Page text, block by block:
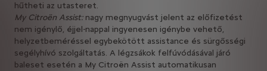
hűtheti az utasteret.
My Citroën Assist: nagy megnyugvást jelent az előfizetést
nem igénylő, éjjel-nappal ingyenesen igénybe vehető,
helyzetbeméréssel egybekötött assistance és sürgősségi
segélyhívó szolgáltatás. A légzsákok felfúvódásával járó
baleset esetén a My Citroën Assist automatikusan